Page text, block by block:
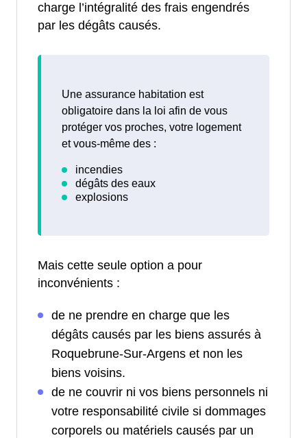
charge l’intégralité des frais engendrés
par les dégâts causés.
Une assurance habitation est
obligatoire dans la loi afin de vous
protéger vos proches, votre logement
et vous-même des :
Mais cette seule option a pour
inconvénients :
de ne prendre en charge que les
dégâts causés par les biens assurés à
Roquebrune-Sur-Argens et non les
biens voisins.
de ne couvrir ni vos biens personnels ni
votre responsabilité civile si dommages
corporels ou matériels causés par un